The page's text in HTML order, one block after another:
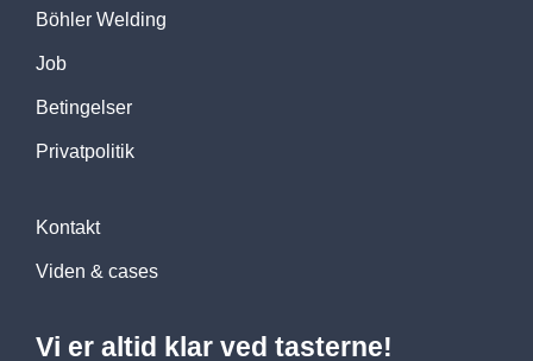
Böhler Welding
Job
Betingelser
Privatpolitik
Kontakt
Viden & cases
Vi er altid klar ved tasterne!